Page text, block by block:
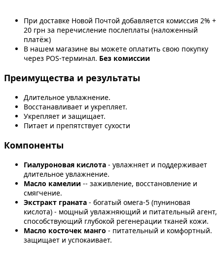
При доставке Новой Почтой добавляется комиссия 2% +
20 грн за перечисление послеплаты (наложенный
платёж)
В нашем магазине вы можете оплатить свою покупку
через POS-терминал. Без комиссии
Преимущества и результаты
Длительное увлажнение.
Восстанавливает и укрепляет.
Укрепляет и защищает.
Питает и препятствует сухости
Компоненты
Гиалуроновая кислота - увлажняет и поддерживает
длительное увлажнение.
Масло камелии -- заживление, восстановление и
смягчение.
Экстракт граната - богатый омега-5 (пуниновая
кислота) - мощный увлажняющий и питательный агент,
способствующий глубокой регенерации тканей кожи.
Масло косточек манго - питательный и комфортный.
защищает и успокаивает.